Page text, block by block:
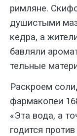
римляне.
ду­шистыми
кедра, а
бавляли
тельные
Раскроем
фармакопеи
«Эта вода, а
годится